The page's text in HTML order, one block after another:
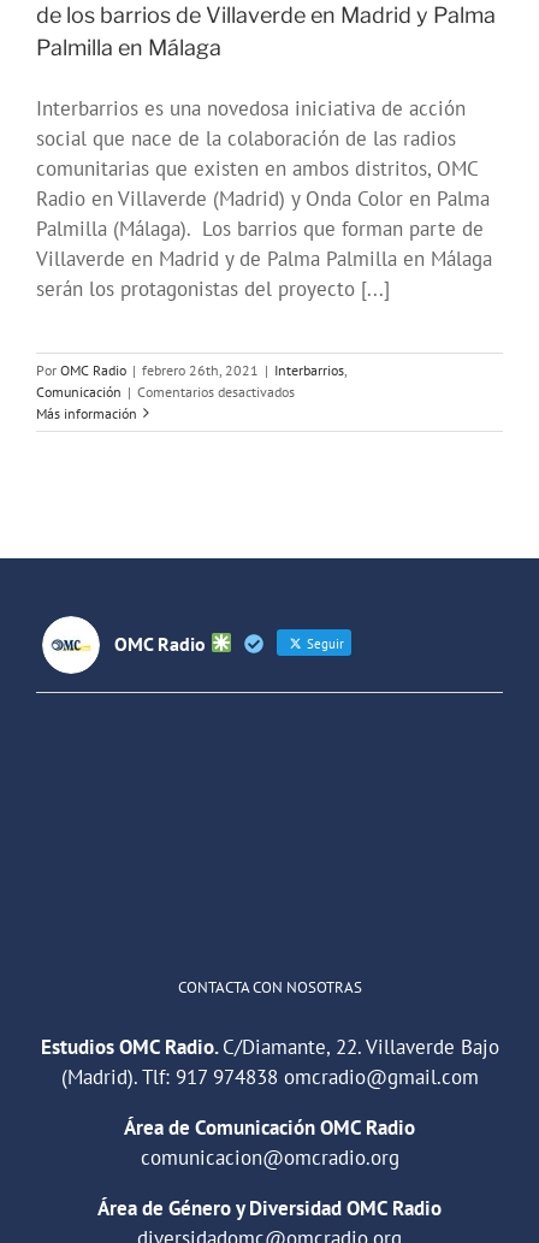
de los barrios de Villaverde en Madrid y Palma
Palmilla en Málaga
Interbarrios es una novedosa iniciativa de acción
social que nace de la colaboración de las radios
comunitarias que existen en ambos distritos, OMC
Radio en Villaverde (Madrid) y Onda Color en Palma
Palmilla (Málaga). Los barrios que forman parte de
Villaverde en Madrid y de Palma Palmilla en Málaga
serán los protagonistas del proyecto [...]
Por OMC Radio | febrero 26th, 2021 | Interbarrios
Comunicación | Comentarios desactivadosen
proyecto
los
Villaverde
en
y
Más información
OMC Radio Seguir
CONTACTA CON NOSOTRAS
Estudios OMC Radio.C/Diamante, 22. Villaverde Bajo
(Madrid). Tlf: 917 974838 omcradio@gmail.com
Área de Comunicación OMC Radio
comunicacion@omcradio.org
Área de Género y Diversidad OMC Radio